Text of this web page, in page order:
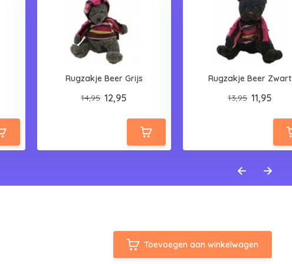
Rugzakje Beer Grijs
14,95 12,95
Rugzakje Beer Zwart
13,95 11,95
Toevoegen aan winkelwagen